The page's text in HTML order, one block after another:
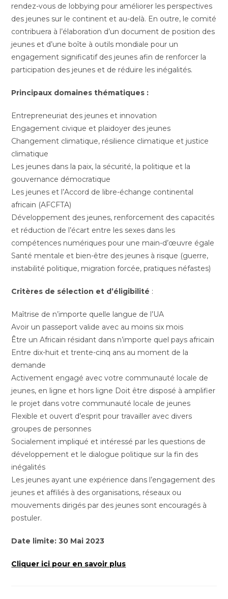
rendez-vous de lobbying pour améliorer les perspectives
des jeunes sur le continent et au-delà. En outre, le comité
contribuera à l’élaboration d’un document de position des
jeunes et d’une boîte à outils mondiale pour un
engagement significatif des jeunes afin de renforcer la
participation des jeunes et de réduire les inégalités.
Principaux domaines thématiques :
Entrepreneuriat des jeunes et innovation
Engagement civique et plaidoyer des jeunes
Changement climatique, résilience climatique et justice
climatique
Les jeunes dans la paix, la sécurité, la politique et la
gouvernance démocratique
Les jeunes et l’Accord de libre-échange continental
africain (AFCFTA)
Développement des jeunes, renforcement des capacités
et réduction de l’écart entre les sexes dans les
compétences numériques pour une main-d’œuvre égale
Santé mentale et bien-être des jeunes à risque (guerre,
instabilité politique, migration forcée, pratiques néfastes)
Critères de sélection et d’éligibilité :
Maîtrise de n’importe quelle langue de l’UA
Avoir un passeport valide avec au moins six mois
Être un Africain résidant dans n’importe quel pays africain
Entre dix-huit et trente-cinq ans au moment de la
demande
Activement engagé avec votre communauté locale de
jeunes, en ligne et hors ligne Doit être disposé à amplifier
le projet dans votre communauté locale de jeunes
Flexible et ouvert d’esprit pour travailler avec divers
groupes de personnes
Socialement impliqué et intéressé par les questions de
développement et le dialogue politique sur la fin des
inégalités
Les jeunes ayant une expérience dans l’engagement des
jeunes et affiliés à des organisations, réseaux ou
mouvements dirigés par des jeunes sont encouragés à
postuler.
Date limite: 30 Mai 2023
Cliquer ici pour en savoir plus